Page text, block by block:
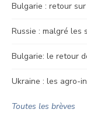
Bulgarie : retour sur
Russie : malgré les
Bulgarie: le retour
Ukraine : les agro-
Toutes les brèves